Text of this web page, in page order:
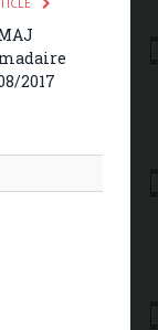
2017